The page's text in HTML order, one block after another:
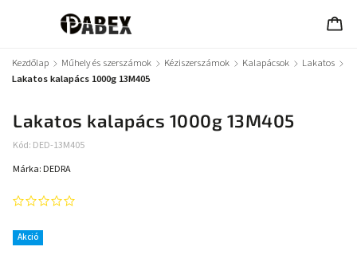
Kezdőlap / Műhely és szerszámok / Kéziszerszámok / Kalapácsok / Lakatos /
Lakatos kalapács 1000g 13M405
Lakatos kalapács 1000g 13M405
Kód: DED-13M405
Akció
Márka: DEDRA